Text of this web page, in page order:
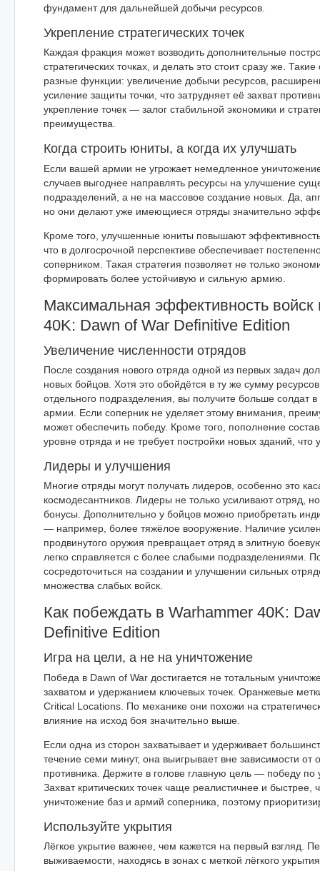
фундамент для дальнейшей добычи ресурсов.
Укрепление стратегических точек
Каждая фракция может возводить дополнительные
стратегических точках, и делать это стоит сразу же.
разные функции: увеличение добычи ресурсов,
усиление защиты точки, что затрудняет её захват
укрепление точек — залог стабильной экономики и
преимущества.
Когда строить юниты, а когда их улучшать
Если вашей армии не угрожает немедленное
случаев выгоднее направлять ресурсы на улучшение
подразделений, а не на массовое создание новых. Да,
но они делают уже имеющиеся отряды значительно
Кроме того, улучшенные юниты повышают
что в долгосрочной перспективе обеспечивает
соперником. Такая стратегия позволяет не только
формировать более устойчивую и сильную армию.
Максимальная эффективность войск
40K: Dawn of War Definitive Edition
Увеличение численности отрядов
После создания нового отряда одной из первых задач
новых бойцов. Хотя это обойдётся в ту же сумму
отдельного подразделения, вы получите больше солдат
армии. Если соперник не уделяет этому внимания,
может обеспечить победу. Кроме того, пополнение
уровне отряда и не требует постройки новых зданий, что
Лидеры и улучшения
Многие отряды могут получать лидеров, особенно это
космодесантников. Лидеры не только усиливают отряд,
бонусы. Дополнительно у бойцов можно приобретать
— например, более тяжёлое вооружение. Наличие
продвинутого оружия превращает отряд в элитную
легко справляется с более слабыми подразделениями.
сосредоточиться на создании и улучшении сильных
множества слабых войск.
Как побеждать в Warhammer 40K:
Definitive Edition
Игра на цели, а не на уничтожение
Победа в Dawn of War достигается не тотальным
захватом и удержанием ключевых точек. Оранжевые
Critical Locations. По механике они похожи на
влияние на исход боя значительно выше.
Если одна из сторон захватывает и удерживает
течение семи минут, она выигрывает вне зависимости от
противника. Держите в голове главную цель — победу по
Захват критических точек чаще реалистичнее и быстрее,
уничтожение баз и армий соперника, поэтому
Используйте укрытия
Лёгкое укрытие важнее, чем кажется на первый взгляд.
выживаемости, находясь в зонах с меткой лёгкого